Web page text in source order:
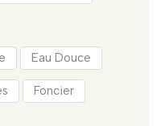
Eau Douce
Foncier